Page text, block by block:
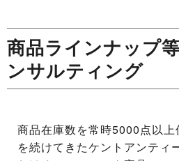
商品ラインナップ
ンサルティング
商品在庫数を常時5000点以上
を続けてきたケントアンティ